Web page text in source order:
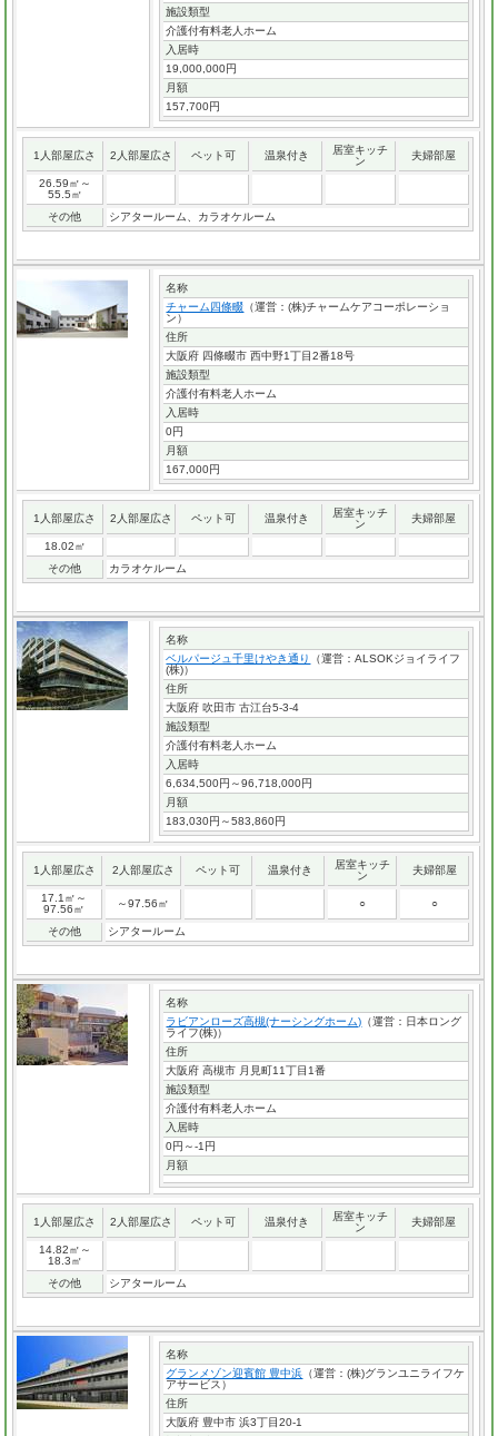
施設類型
介護付有料老人ホーム
入居時
19,000,000円
月額
157,700円
1人部屋広さ 2人部屋広さ ペット可 温泉付き
居室キッチ
ン
夫婦部屋
26.59㎡～
55.5㎡
その他
シアタールーム、カラオケルーム
名称
チャーム四條畷 （運営：(株)チャームケアコーポレーショ
ン）
住所
大阪府 四條畷市 西中野1丁目2番18号
施設類型
介護付有料老人ホーム
入居時
0円
月額
167,000円
1人部屋広さ 2人部屋広さ ペット可 温泉付き
居室キッチ
ン
夫婦部屋
18.02㎡
その他
カラオケルーム
名称
ベルパージュ千里けやき通り
（運営：ALSOKジョイライフ
(株)）
住所
大阪府 吹田市 古江台5-3-4
施設類型
介護付有料老人ホーム
入居時
6,634,500円～96,718,000円
月額
183,030円～583,860円
1人部屋広さ 2人部屋広さ ペット可 温泉付き
居室キッチ
ン
夫婦部屋
17.1㎡～
97.56㎡
～97.56㎡ ○ ○
その他 シアタールーム
名称
ラビアンローズ高槻(ナーシングホーム) （運営：日本ロング
ライフ(株)）
住所
大阪府 高槻市 月見町11丁目1番
施設類型
介護付有料老人ホーム
入居時
0円～-1円
月額
1人部屋広さ 2人部屋広さ ペット可 温泉付き
居室キッチ
ン
夫婦部屋
14.82㎡～
18.3㎡
その他
シアタールーム
名称
グランメゾン迎賓館 豊中浜 （運営：(株)グランユニライフケ
アサービス）
住所
大阪府 豊中市 浜3丁目20-1